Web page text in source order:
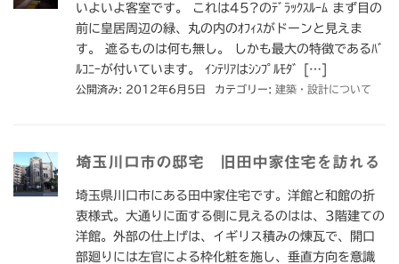
いよいよ客室です。 これは45?のﾃﾞﾗｯｸｽﾙｰﾑ まず目の
前に皇居周辺の緑、丸の内のｵﾌｨｽがドーンと見えま
す。 遮るものは何も無し。 しかも最大の特徴であるﾊﾞ
ﾙｺﾆｰが付いています。 ｲﾝﾃﾘｱはｼﾝﾌﾟﾙﾓﾀﾞ […]
公開済み: 2012年6月5日 カテゴリー: 建築・設計について
埼玉川口市の邸宅 旧田中家住宅を訪れる
埼玉県川口市にある田中家住宅です。洋館と和館の折
衷様式。大通りに面する側に見えるのはは、3階建ての
洋館。外部の仕上げは、イギリス積みの煉瓦で、開口
部廻りには左官による枠化粧を施し、垂直方向を意識